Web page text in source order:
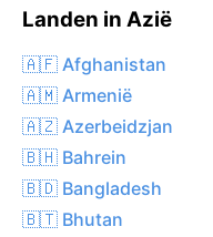
Landen in Azië
🇦🇫 Afghanistan
🇦🇲 Armenië
🇦🇿 Azerbeidzjan
🇧🇭 Bahrein
🇧🇩 Bangladesh
🇧🇹 Bhutan